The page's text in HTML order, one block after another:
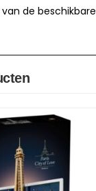
de beschikbare